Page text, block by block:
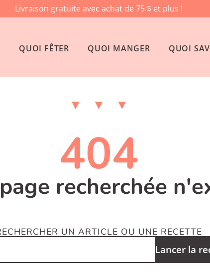
Livraison gratuite avec achat de 75 $ et plus !
QUOI FÊTER QUOI MANGER QUOI
404
recherchée
UN ARTICLE OU UNE RECETTE
Lancer la